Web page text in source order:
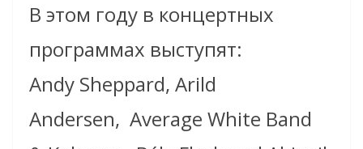
В этом году в концертных
программах выступят:
Andy Sheppard​, Arild
Andersen, Average White Band